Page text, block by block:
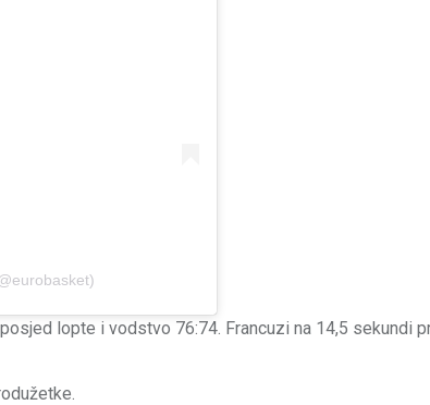
lopte i vodstvo 76:74. Francuzi na 14,5 sekundi